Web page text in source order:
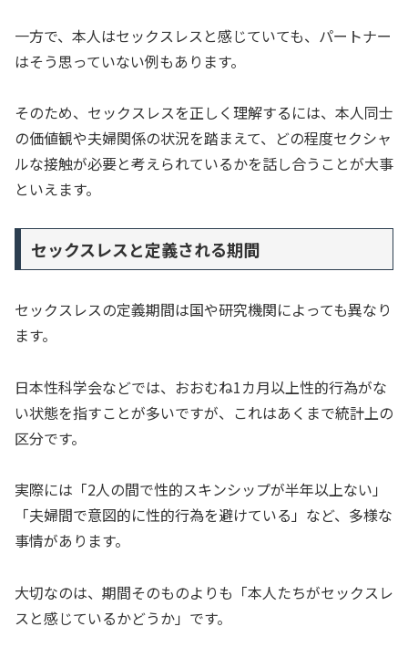
一方で、本人はセックスレスと感じていても、パートナー
はそう思っていない例もあります。
そのため、セックスレスを正しく理解するには、本人同士
の価値観や夫婦関係の状況を踏まえて、どの程度セクシャ
ルな接触が必要と考えられているかを話し合うことが大事
といえます。
セックスレスと定義される期間
セックスレスの定義期間は国や研究機関によっても異なり
ます。
日本性科学会などでは、おおむね1カ月以上性的行為がな
い状態を指すことが多いですが、これはあくまで統計上の
区分です。
実際には「2人の間で性的スキンシップが半年以上ない」
「夫婦間で意図的に性的行為を避けている」など、多様な
事情があります。
大切なのは、期間そのものよりも「本人たちがセックスレ
スと感じているかどうか」です。